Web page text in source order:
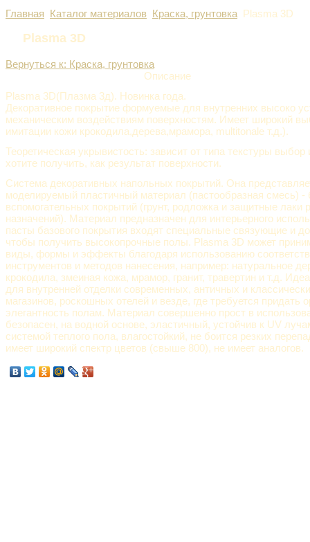
Главная Каталог материалов Краска, грунтовка Plasma 3D
Plasma 3D
Вернуться к: Краска, грунтовка
Описание
Plasma 3D(Плазма 3д). Новинка года.
Декоративное покрытие формуемые для внутренних высоко
механическим воздействиям поверхностям. Имеет широкий
имитации кожи крокодила,дерева,мрамора, multitonale т.д.).
Теоретическая укрывистость: зависит от типа текстуры
хотите получить, как результат поверхности.
Система декоративных напольных покрытий. Она
моделируемый пластичный материал (пастообразная смесь) -
вспомогательных покрытий (грунт, родложка и защитные лаки
назначений). Материал предназначен для интерьерного
пасты базового покрытия входят специальные связующие и
чтобы получить высокопрочные полы. Plasma 3D может
виды, формы и эффекты благодаря использованию
инструментов и методов нанесения, например: натуральное
крокодила, змеиная кожа, мрамор, гранит, травертин и т.д.
для внутренней отделки современных, античных и
магазинов, роскошных отелей и везде, где требуется придать
элегантность полам. Материал совершенно прост в
безопасен, на водной основе, эластичный, устойчив к UV
системой теплого пола, влагостойкий, не боится резких
имеет широкий спектр цветов (свыше 800), не имеет аналогов.